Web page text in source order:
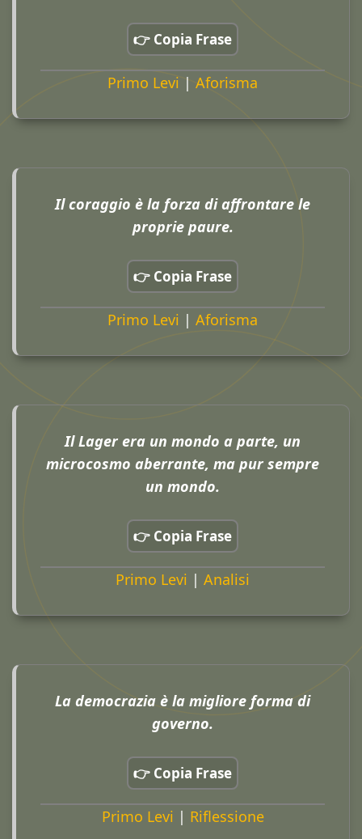
👉 Copia Frase
Primo Levi | Aforisma
Il coraggio è la forza di affrontare le
proprie paure.
👉 Copia Frase
Primo Levi | Aforisma
Il Lager era un mondo a parte, un
microcosmo aberrante, ma pur sempre
un mondo.
👉 Copia Frase
Primo Levi | Analisi
La democrazia è la migliore forma di
governo.
👉 Copia Frase
Primo Levi | Riflessione